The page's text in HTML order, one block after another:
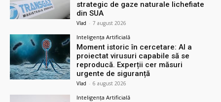
strategic de gaze naturale lichefiate
din SUA
Vlad - 7 august 2026
Inteligența Artificială
Moment istoric în cercetare: AI a
proiectat virusuri capabile să se
reproducă. Experții cer măsuri
urgente de siguranță
Vlad - 6 august 2026
Inteligența Artificială